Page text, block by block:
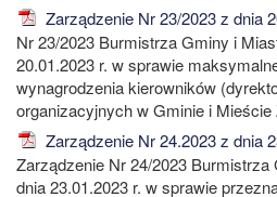
Zarządzenie Nr 23/2023 z dnia
Nr 23/2023 Burmistrza Gminy i
20.01.2023 r. w sprawie
wynagrodzenia kierowników
organizacyjnych w Gminie i Mieście
Zarządzenie Nr 24.2023 z dnia
Zarządzenie Nr 24/2023
dnia 23.01.2023 r. w sprawie